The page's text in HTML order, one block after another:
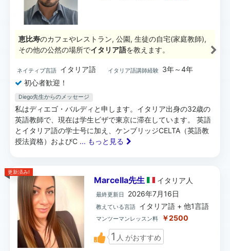
恵比寿のカフェやレストラン, 公園, 生徒の自宅(家庭教師),
その他の公然の場所でイタリア語を教えます。
ネイティブ言語 イタリア語 イタリア語講師経験
3年～4年
初心者歓迎！
Diego先生からのメッセージ
私はディエゴ・バルディと申します。イタリア出身の32歳の
英語教師で、現在は学生ビザで東京に滞在しています。 英語
とイタリア語の学士号に加え、ケンブリッジCELTA（英語教
授法資格）およびC ... もっと見る
更新済み!
Marcella先生 イタリア 人
最終更新日 2026年7月16日
教えている言語 イタリア語 + 他1言語
マンツーマンレッスン料 ￥2500
1 人 がおすすめ